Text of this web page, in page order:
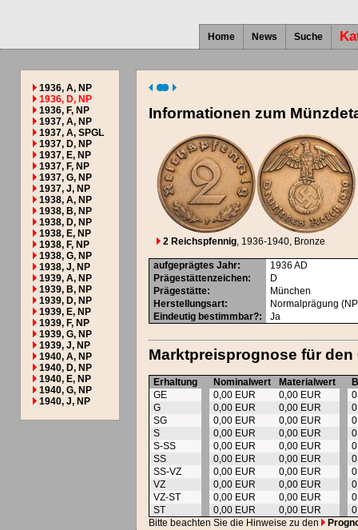
Home News Suche
1936, A, NP
1936, D, NP
1936, F, NP
1937, A, NP
1937, A, SPGL
1937, D, NP
1937, E, NP
1937, F, NP
1937, G, NP
1937, J, NP
1938, A, NP
1938, B, NP
1938, D, NP
1938, E, NP
1938, F, NP
1938, G, NP
1938, J, NP
1939, A, NP
1939, B, NP
1939, D, NP
1939, E, NP
1939, F, NP
1939, G, NP
1939, J, NP
1940, A, NP
1940, D, NP
1940, E, NP
1940, G, NP
1940, J, NP
Informationen zum
2 Reichspfennig, 1936-1940, Bronze
aufgeprägtes Jahr: 1936AD
Prägestättenzeichen:
D
Prägestätte:
München
Herstellungsart:
Normalprägung
Eindeutig bestimmbar?: Ja
Marktpreisprognose für den
Erhaltung Nominalwert Materialwert
GE
0,00 EUR 0,00 EUR
G
0,00 EUR 0,00 EUR
SG
0,00 EUR 0,00 EUR
S
0,00 EUR 0,00 EUR
S-SS
0,00 EUR 0,00 EUR
SS
0,00 EUR 0,00 EUR
SS-VZ
0,00 EUR 0,00 EUR
VZ
0,00 EUR 0,00 EUR
VZ-ST
0,00 EUR 0,00 EUR
ST
0,00 EUR 0,00 EUR
Bitte beachten Sie die Hinweise zu den